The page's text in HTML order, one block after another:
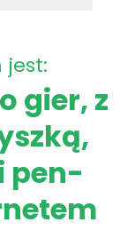
jest:
gier, z
pen-